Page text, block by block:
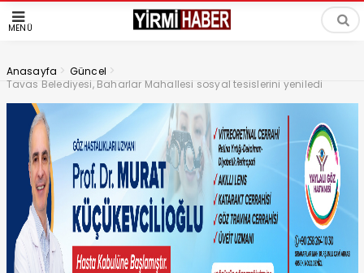
MENÜ
Anasayfa > Güncel >
Tavas Belediyesi, Baharlar Mahallesi sosyal tesislerini yeniledi